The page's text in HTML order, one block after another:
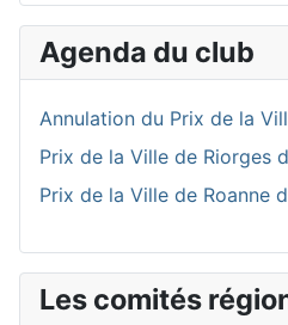
Agenda du club
Annulation du Prix de la
Prix de la Ville de Riorges
Prix de la Ville de Roanne
Les comités